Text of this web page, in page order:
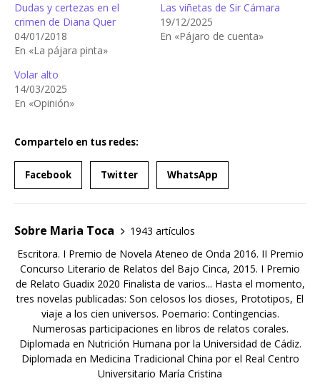
Dudas y certezas en el
crimen de Diana Quer
04/01/2018
En «La pájara pinta»
Las viñetas de Sir Cámara
19/12/2025
En «Pájaro de cuenta»
Volar alto
14/03/2025
En «Opinión»
Compartelo en tus redes:
Facebook Twitter WhatsApp
Sobre Maria Toca
1943 artículos
Escritora. I Premio de Novela Ateneo de Onda 2016. II Premio
Concurso Literario de Relatos del Bajo Cinca, 2015. I Premio
de Relato Guadix 2020 Finalista de varios... Hasta el momento,
tres novelas publicadas: Son celosos los dioses, Prototipos, El
viaje a los cien universos. Poemario: Contingencias.
Numerosas participaciones en libros de relatos corales.
Diplomada en Nutrición Humana por la Universidad de Cádiz.
Diplomada en Medicina Tradicional China por el Real Centro
Universitario María Cristina